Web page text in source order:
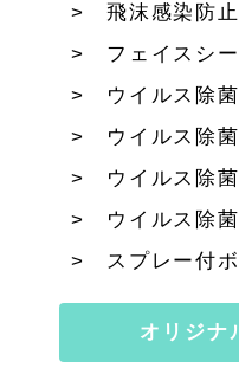
飛沫感染防
フェイスシ
ウイルス除
ウイルス除
ウイルス除
ウイルス除
スプレー付
オリジナ